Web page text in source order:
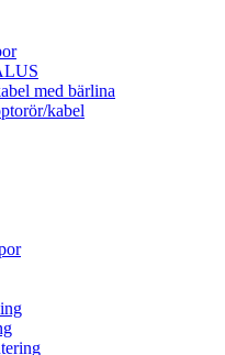
med bärlina
kabel